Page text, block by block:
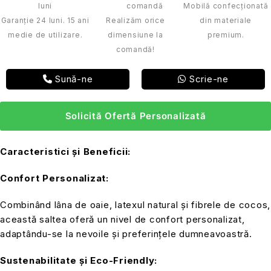
Garanție 24 luni. 15 ani
medie de utilizare.
Realizăm orice
dimensiune la
comandă!
Mobilă confecționată
din materiale
premium.
Sună-ne Scrie-ne
Solicită Ofertă Personalizată
Caracteristici și Beneficii:
Confort Personalizat:
Combinând lâna de oaie, latexul natural și fibrele de cocos,
această saltea oferă un nivel de confort personalizat,
adaptându-se la nevoile și preferințele dumneavoastră.
Sustenabilitate și Eco-Friendly: